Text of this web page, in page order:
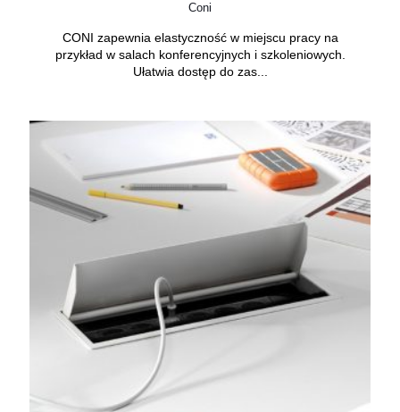
Coni
CONI zapewnia elastyczność w miejscu pracy na
przykład w salach konferencyjnych i szkoleniowych.
Ułatwia dostęp do zas...